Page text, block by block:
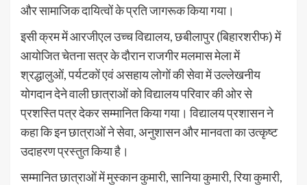
और सामाजिक दायित्वों के प्रति जागरूक किया गया।
इसी क्रम में आरजीएल उच्च विद्यालय, छबीलापुर (बिहारशरीफ) में
आयोजित चेतना सत्र के दौरान राजगीर मलमास मेला में
श्रद्धालुओं, पर्यटकों एवं असहाय लोगों की सेवा में उल्लेखनीय
योगदान देने वाली छात्राओं को विद्यालय परिवार की ओर से
प्रशस्ति पत्र देकर सम्मानित किया गया। विद्यालय प्रशासन ने
कहा कि इन छात्राओं ने सेवा, अनुशासन और मानवता का उत्कृष्ट
उदाहरण प्रस्तुत किया है।
सम्मानित छात्राओं में मुस्कान कुमारी, सानिया कुमारी, रिया कुमारी,